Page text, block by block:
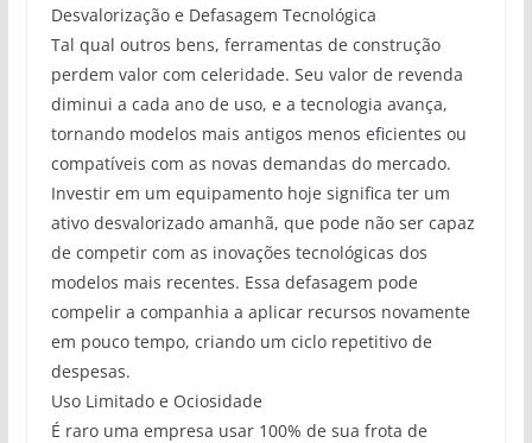
Desvalorização e Defasagem Tecnológica
Tal qual outros bens, ferramentas de construção
perdem valor com celeridade. Seu valor de revenda
diminui a cada ano de uso, e a tecnologia avança,
tornando modelos mais antigos menos eficientes ou
compatíveis com as novas demandas do mercado.
Investir em um equipamento hoje significa ter um
ativo desvalorizado amanhã, que pode não ser capaz
de competir com as inovações tecnológicas dos
modelos mais recentes. Essa defasagem pode
compelir a companhia a aplicar recursos novamente
em pouco tempo, criando um ciclo repetitivo de
despesas.
Uso Limitado e Ociosidade
É raro uma empresa usar 100% de sua frota de